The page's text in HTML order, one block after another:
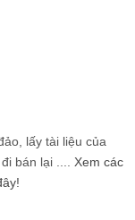
lấy tài liệu của
bán lại .... Xem các